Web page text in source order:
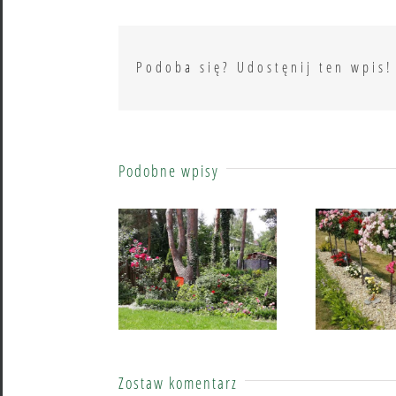
Podoba się? Udostęnij ten wpis!
Podobne wpisy
Zostaw komentarz